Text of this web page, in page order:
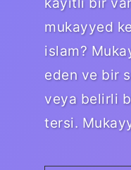
mukayyed
islam?
eden ve bir
veya belirli
tersi.